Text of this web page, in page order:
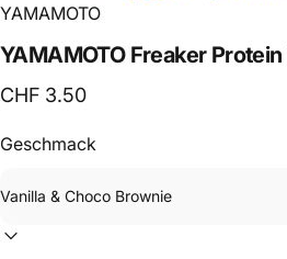
YAMAMOTO
YAMAMOTO Freaker Protein
CHF 3.50
Geschmack